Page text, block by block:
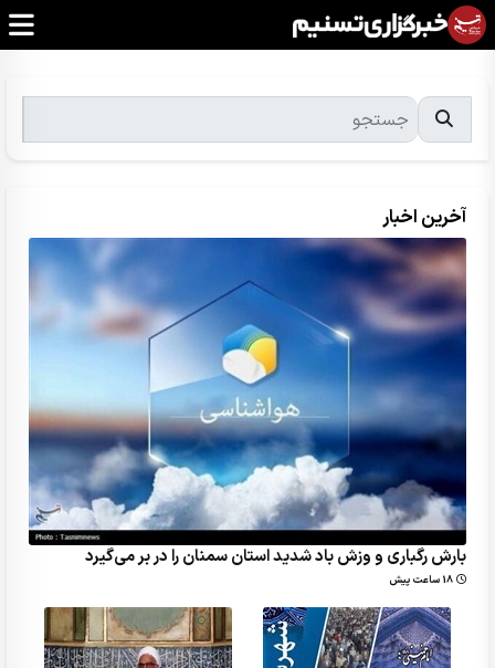
آخرین اخبار
بارش رگباری و وزش باد شدید استان سمنان را در بر می‌گیرد
18 ساعت پیش